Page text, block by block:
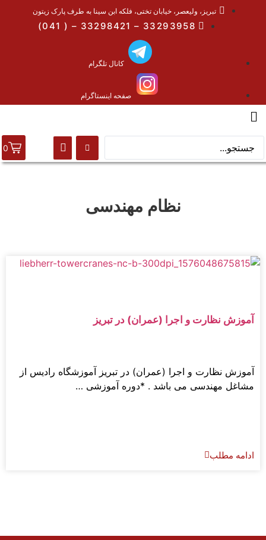
تبریز، ولیعصر، خیابان تختی، فلکه ابن سینا به طرف پارک زیتون
33293958 – 33298421 – ( 041)
کانال تلگرام
صفحه اینستاگرام
0
نظام مهندسی
آموزش نظارت و اجرا (عمران) در تبریز
آموزش نظارت و اجرا (عمران) در تبریز آموزشگاه رادیس از
مشاغل مهندسی می باشد . *دوره آموزشی …
ادامه مطلب